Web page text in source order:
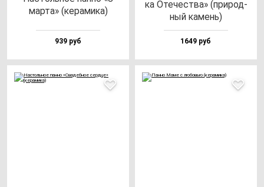
мар­та» (ке­ра­ми­ка)
939 руб
ка Оте­чес­тва» (при­род­
ный ка­мень)
1649 руб